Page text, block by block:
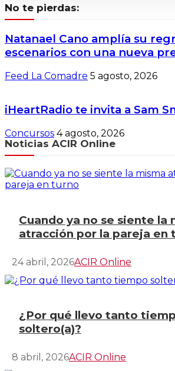
No te pierdas:
Natanael Cano amplía su
escenarios con una nueva
Feed La Comadre 5 agosto, 2026
iHeartRadio te invita a Sam
Concursos 4 agosto, 2026
Noticias ACIR Online
Cuando ya no se siente la
atracción por la pareja en
24 abril, 2026ACIR Online
¿Por qué llevo tanto
soltero(a)?
8 abril, 2026ACIR Online